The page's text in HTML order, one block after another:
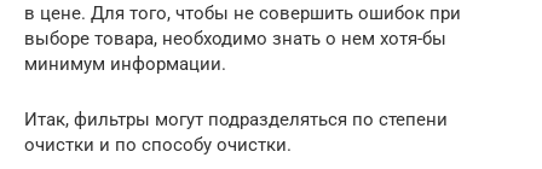
в цене. Для того, чтобы не совершить ошибок при
выборе товара, необходимо знать о нем хотя-бы
минимум информации.
Итак, фильтры могут подразделяться по степени
очистки и по способу очистки.